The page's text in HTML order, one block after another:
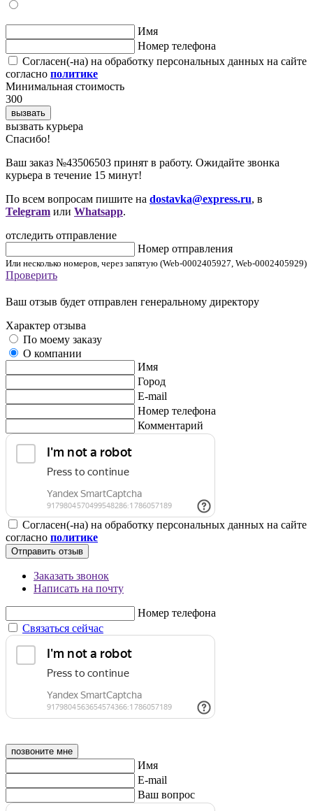
Имя
Номер телефона
Согласен(-на) на обработку персональных данных на сайте
согласно политике
Минимальная стоимость
300
вызвать
вызвать курьера
Cпасибо!
Ваш заказ №43506503 принят в работу. Ожидайте звонка
курьера в течение 15 минут!
По всем вопросам пишите на dostavka@express.ru, в
Telegram или Whatsapp.
отследить отправление
Номер отправления
Или несколько номеров, через запятую (Web-0002405927, Web-0002405929)
Проверить
Ваш отзыв будет отправлен генеральному директору
Характер отзыва
По моему заказу
О компании
Имя
Город
E-mail
Номер телефона
Комментарий
Согласен(-на) на обработку персональных данных на сайте
согласно политике
Отправить отзыв
Заказать звонок
Написать на почту
Номер телефона
Связаться сейчас
позвоните мне
Имя
E-mail
Ваш вопрос